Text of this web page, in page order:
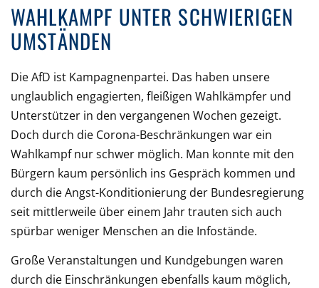
WAHLKAMPF UNTER SCHWIERIGEN
UMSTÄNDEN
Die AfD ist Kampagnenpartei. Das haben unsere
unglaublich engagierten, fleißigen Wahlkämpfer und
Unterstützer in den vergangenen Wochen gezeigt.
Doch durch die Corona-Beschränkungen war ein
Wahlkampf nur schwer möglich. Man konnte mit den
Bürgern kaum persönlich ins Gespräch kommen und
durch die Angst-Konditionierung der Bundesregierung
seit mittlerweile über einem Jahr trauten sich auch
spürbar weniger Menschen an die Infostände.
Große Veranstaltungen und Kundgebungen waren
durch die Einschränkungen ebenfalls kaum möglich,